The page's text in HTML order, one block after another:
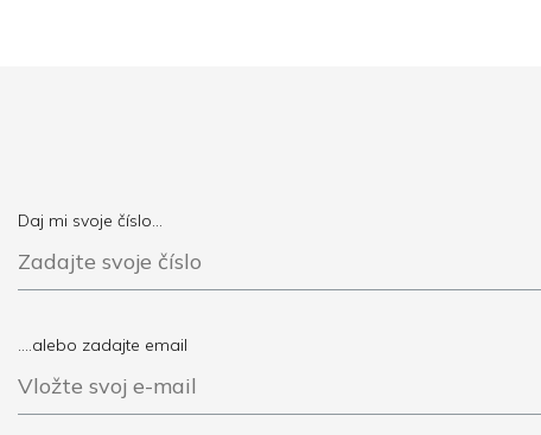
Daj mi svoje číslo...
....alebo zadajte email